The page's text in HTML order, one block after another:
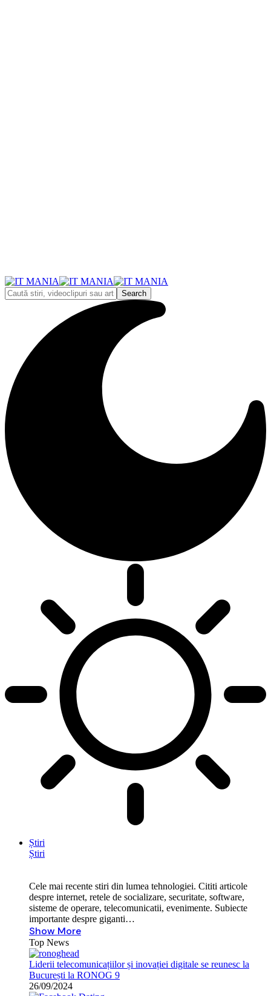
Știri
Știri
Cele mai recente stiri din lumea tehnologiei. Cititi articole
despre internet, retele de socializare, securitate, software,
sisteme de operare, telecomunicatii, evenimente. Subiecte
importante despre giganti…
Show More
Top News
Liderii telecomunicațiilor și inovației digitale se reunesc la
București la RONOG 9
26/09/2024